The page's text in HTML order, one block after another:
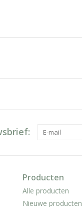
Producten
Alle producten
Nieuwe producten